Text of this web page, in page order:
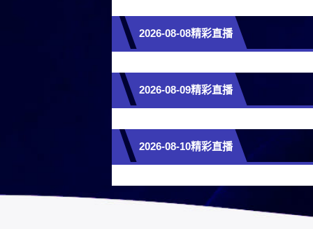
2026-08-08精彩直播
2026-08-09精彩直播
2026-08-10精彩直播